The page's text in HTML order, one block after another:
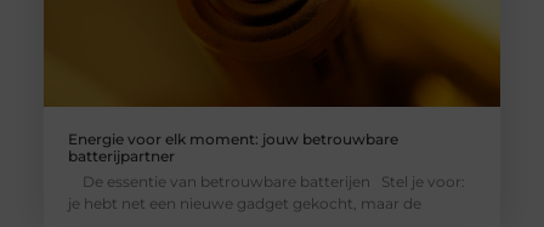
Energie voor elk moment: jouw betrouwbare
batterijpartner
De essentie van betrouwbare batterijen Stel je voor:
je hebt net een nieuwe gadget gekocht, maar de